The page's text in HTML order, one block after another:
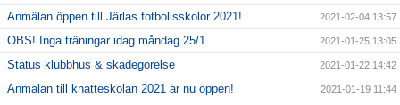
Anmälan öppen till Järlas fotbollsskolor 2021! 2021-02-04 13:57
OBS! Inga träningar idag måndag 25/1 2021-01-25 13:05
Status klubbhus & skadegörelse 2021-01-22 14:42
Anmälan till knatteskolan 2021 är nu öppen! 2021-01-19 11:44